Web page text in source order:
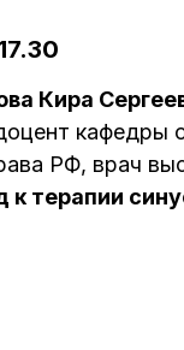
Кира
РФ, врач
к терапии